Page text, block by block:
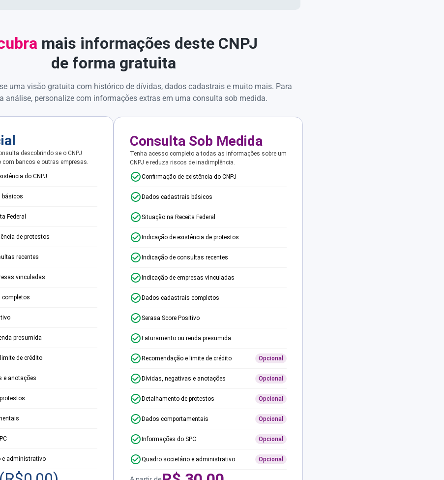
mais informações deste CNPJ
de forma gratuita
uma visão gratuita com histórico de dívidas, dados cadastrais e muito mais. Para
análise, personalize com informações extras em uma consulta sob medida.
descobrindo se o CNPJ
bancos e outras empresas.
do CNPJ
básicos
Federal
de protestos
recentes
vinculadas
presumida
de crédito
e anotações
e administrativo
Consulta Sob Medida
Tenha acesso completo a todas as informações sobre um
CNPJ e reduza riscos de inadimplência.
Confirmação de existência do CNPJ
Dados cadastrais básicos
Situação na Receita Federal
Indicação de existência de protestos
Indicação de consultas recentes
Indicação de empresas vinculadas
Dados cadastrais completos
Serasa Score Positivo
Faturamento ou renda presumida
Recomendação e limite de crédito Opcional
Dívidas, negativas e anotações Opcional
Detalhamento de protestos Opcional
Dados comportamentais Opcional
Informações do SPC Opcional
Quadro societário e administrativo Opcional